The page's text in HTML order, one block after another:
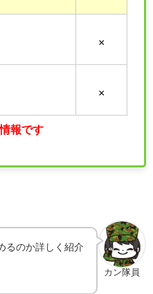
×
×
報です
カン隊員
るのか詳しく紹介